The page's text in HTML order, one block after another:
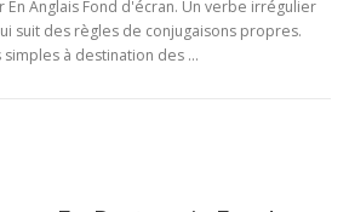
Anglais Fond d'écran. Un verbe irrégulier
suit des règles de conjugaisons propres.
à destination des …